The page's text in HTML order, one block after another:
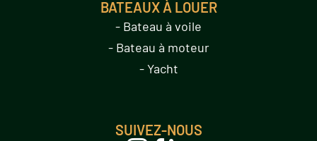
BATEAUX À LOUER
- Bateau à voile
- Bateau à moteur
- Yacht
SUIVEZ-NOUS